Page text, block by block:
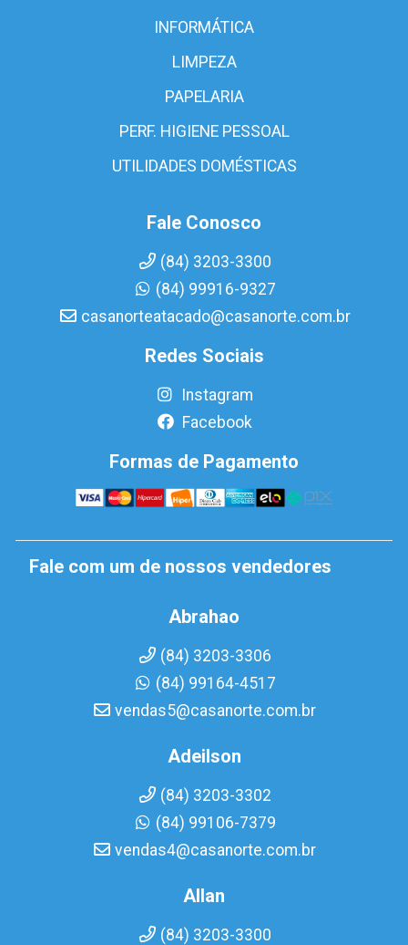
INFORMÁTICA
LIMPEZA
PAPELARIA
PERF. HIGIENE PESSOAL
UTILIDADES DOMÉSTICAS
Fale Conosco
(84) 3203-3300
(84) 99916-9327
casanorteatacado@casanorte.com.br
Redes Sociais
Instagram
Facebook
Formas de Pagamento
Fale com um de nossos vendedores
Abrahao
(84) 3203-3306
(84) 99164-4517
vendas5@casanorte.com.br
Adeilson
(84) 3203-3302
(84) 99106-7379
vendas4@casanorte.com.br
Allan
(84) 3203-3300